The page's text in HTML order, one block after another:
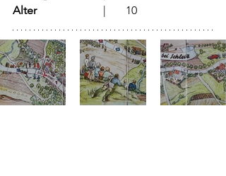
Alter
			  |	10